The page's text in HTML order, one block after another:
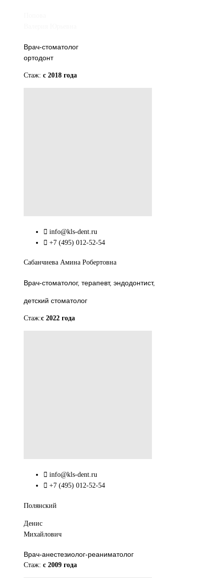
Врач-стоматолог
ортодонт
Стаж: с 2018 года
info@kls-dent.ru
+7 (495) 012-52-54
Сабанчиева Амина Робертовна
Врач-стоматолог, терапевт, эндодонтист,
детский стоматолог
Стаж:с 2022 года
info@kls-dent.ru
+7 (495) 012-52-54
Полянский
Денис
Михайлович
Врач-анестезиолог-реаниматолог
Стаж: с 2009 года